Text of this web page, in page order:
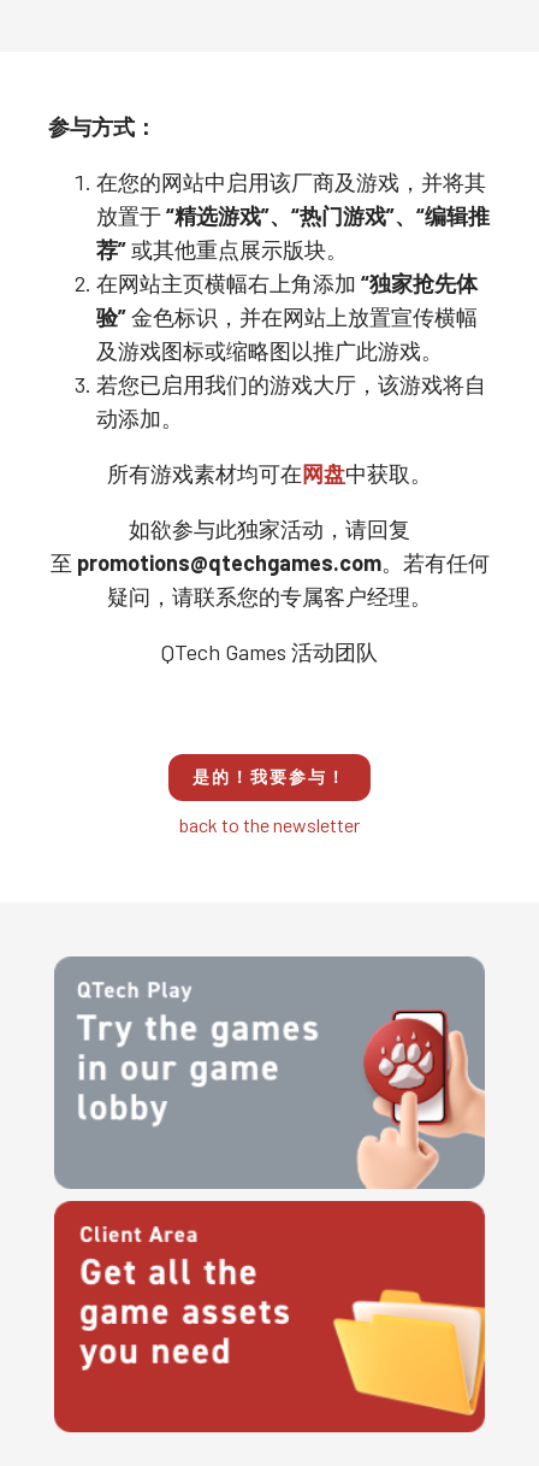
参与方式：
在您的网站中启用该厂商及游戏，并将其
放置于“精选游戏”、“热门游戏”、“编辑推
荐”或其他重点展示版块。
在网站主页横幅右上角添加 “独家抢先体
验”金色标识，并在网站上放置宣传横幅
及游戏图标或缩略图以推广此游戏。
若您已启用我们的游戏大厅，该游戏将自
动添加。
所有游戏素材均可在网盘中获取。
如欲参与此独家活动，请回复
至 promotions@qtechgames.com。若有任何
疑问，请联系您的专属客户经理。
QTech Games 活动团队
是的！我要参与！
back to the newsletter